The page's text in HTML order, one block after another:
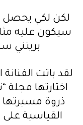
لكن لكي يحصل
سيكون عليه
بريتني
ذروة مسيرتها
القياسية على